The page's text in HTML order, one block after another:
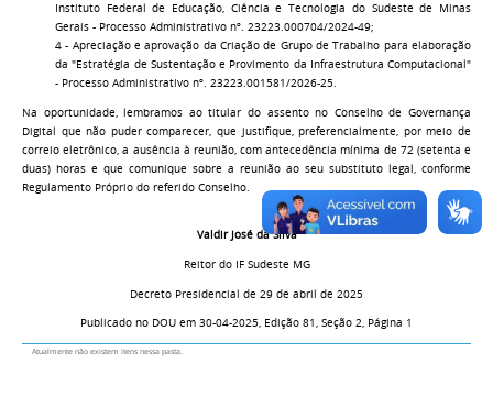
Instituto Federal de Educação, Ciência e Tecnologia do Sudeste de Minas
Gerais - Processo Administrativo nº. 23223.000704/2024-49;
4 - Apreciação e aprovação da Criação de Grupo de Trabalho para elaboração
da "Estratégia de Sustentação e Provimento da Infraestrutura Computacional"
- Processo Administrativo nº. 23223.001581/2026-25.
Na oportunidade, lembramos ao titular do assento no Conselho de Governança
Digital que não puder comparecer, que justifique, preferencialmente, por meio de
correio eletrônico, a ausência à reunião, com antecedência mínima de 72 (setenta e
duas) horas e que comunique sobre a reunião ao seu substituto legal, conforme
Regulamento Próprio do referido Conselho.
Valdir José da Silva
Reitor do IF Sudeste MG
Decreto Presidencial de 29 de abril de 2025
Publicado no DOU em 30-04-2025, Edição 81, Seção 2, Página 1
Atualmente não existem itens nessa pasta.